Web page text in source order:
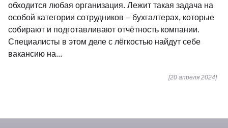
обходится любая организация. Лежит такая задача на
особой категории сотрудников – бухгалтерах, которые
собирают и подготавливают отчётность компании.
Специалисты в этом деле с лёгкостью найдут себе
вакансию на...
[20 апреля 2024]